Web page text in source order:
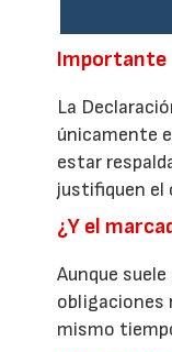
Importante
La
únicamente
estar
justifiquen el
¿Y el
Aunque
obligaciones
mismo